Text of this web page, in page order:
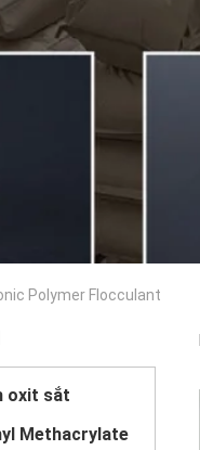
Polymer Flocculant
oxit sắt
Methacrylate